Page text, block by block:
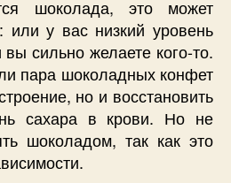
шоколада, это может
или у вас низкий уровень
сильно желаете кого-то.
пара шоколадных конфет
но и восстановить
сахара в крови. Но не
шоколадом, так как это